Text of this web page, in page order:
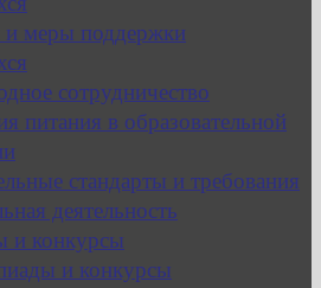
и меры поддержки
сотрудничество
питания в образовательной
стандарты и требования
деятельность
и конкурсы
и конкурсы